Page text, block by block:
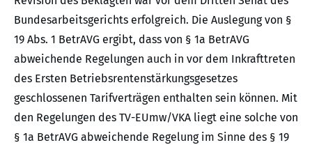
Bundesarbeitsgerichts erfolgreich. Die Auslegung von §
19 Abs. 1 BetrAVG ergibt, dass von § 1a BetrAVG
abweichende Regelungen auch in vor dem Inkrafttreten
des Ersten Betriebsrentenstärkungsgesetzes
geschlossenen Tarifverträgen enthalten sein können. Mit
den Regelungen des TV-EUmw/VKA liegt eine solche von
§ 1a BetrAVG abweichende Regelung im Sinne des § 19